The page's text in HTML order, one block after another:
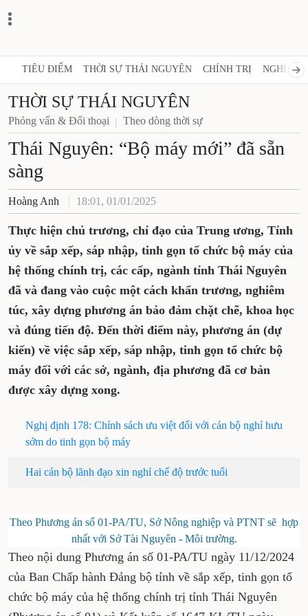
TIÊU ĐIỂM THỜI SỰ THÁI NGUYÊN CHÍNH TRỊ NGHỊ
THỜI SỰ THÁI NGUYÊN
Phỏng vấn & Đối thoại Theo dòng thời sự
Thái Nguyên: “Bộ máy mới” đã sẵn
sàng
Hoàng Anh 18:01, 01/01/2025
Thực hiện chủ trương, chỉ đạo của Trung ương, Tỉnh
ủy về sắp xếp, sáp nhập, tinh gọn tổ chức bộ máy của
hệ thống chính trị, các cấp, ngành tỉnh Thái Nguyên
đã và đang vào cuộc một cách khẩn trương, nghiêm
túc, xây dựng phương án bảo đảm chặt chẽ, khoa học
và đúng tiến độ. Đến thời điểm này, phương án (dự
kiến) về việc sắp xếp, sáp nhập, tinh gọn tổ chức bộ
máy đối với các sở, ngành, địa phương đã cơ bản
được xây dựng xong.
Nghị định 178: Chính sách ưu việt đối với cán bộ nghỉ hưu
sớm do tinh gọn bộ máy
Hai cán bộ lãnh đạo xin nghỉ chế độ trước tuổi
Theo Phương án số 01-PA/TU, Sở Nông nghiệp và PTNT sẽ hợp
nhất với Sở Tài Nguyên - Môi trường.
Theo nội dung Phương án số 01-PA/TU ngày 11/12/2024
của Ban Chấp hành Đảng bộ tỉnh về sắp xếp, tinh gọn tổ
chức bộ máy của hệ thống chính trị tỉnh Thái Nguyên